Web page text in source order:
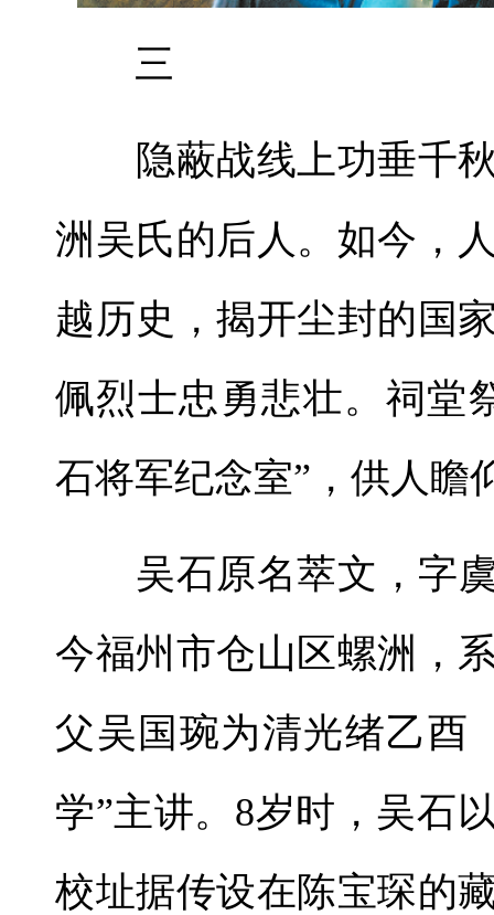
三
隐蔽战线上功垂千秋
洲吴氏的后人。如今，
越历史，揭开尘封的国
佩烈士忠勇悲壮。祠堂
石将军纪念室”，供人瞻
吴石原名萃文，字虞
今福州市仓山区螺洲，
父吴国琬为清光绪乙酉
学”主讲。8岁时，吴石
校址据传设在陈宝琛的